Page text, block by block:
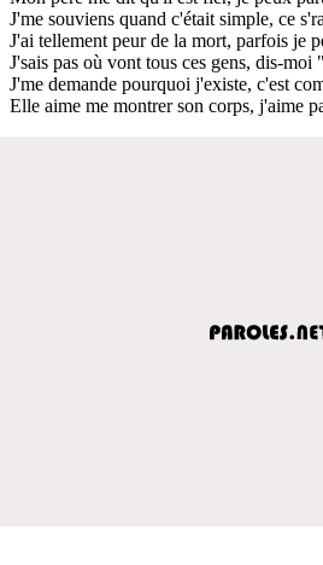
J'me souviens quand c'était simple, ce
J'ai tellement peur de la mort, parfois je
J'sais pas où vont tous ces gens, dis-
J'me demande pourquoi j'existe, c'est
Elle aime me montrer son corps, j'aime